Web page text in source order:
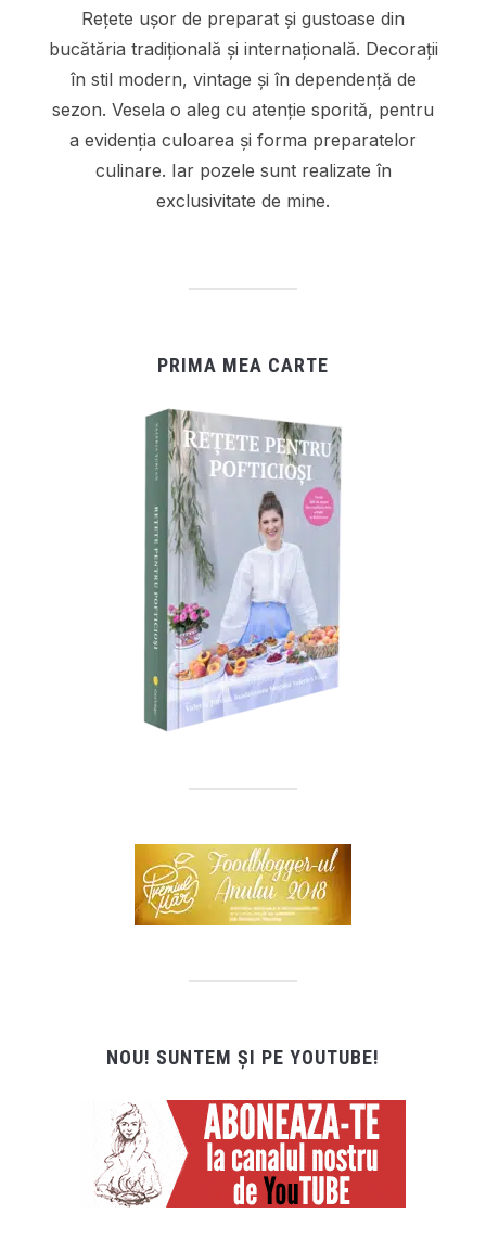
Rețete ușor de preparat și gustoase din
bucătăria tradițională și internațională. Decorații
în stil modern, vintage și în dependență de
sezon. Vesela o aleg cu atenție sporită, pentru
a evidenția culoarea și forma preparatelor
culinare. Iar pozele sunt realizate în
exclusivitate de mine.
PRIMA MEA CARTE
NOU! SUNTEM ȘI PE YOUTUBE!